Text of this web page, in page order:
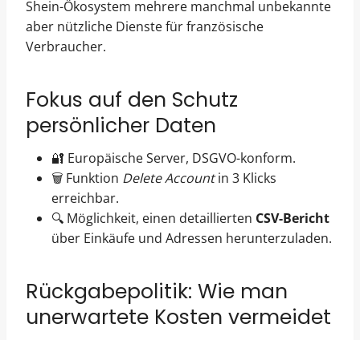
Shein-Ökosystem mehrere manchmal unbekannte
aber nützliche Dienste für französische
Verbraucher.
Fokus auf den Schutz
persönlicher Daten
🔐 Europäische Server, DSGVO-konform.
🗑️ Funktion Delete Accountin 3 Klicks
erreichbar.
🔍 Möglichkeit, einen detaillierten CSV-Bericht
über Einkäufe und Adressen herunterzuladen.
Rückgabepolitik: Wie man
unerwartete Kosten vermeidet